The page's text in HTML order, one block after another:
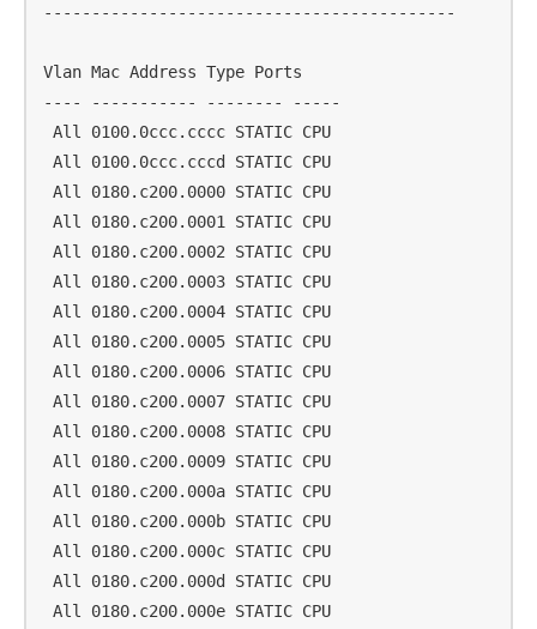
-------------------------------------------
Vlan Mac Address Type Ports
---- ----------- -------- -----
All 0100.0ccc.cccc STATIC CPU
All 0100.0ccc.cccd STATIC CPU
All 0180.c200.0000 STATIC CPU
All 0180.c200.0001 STATIC CPU
All 0180.c200.0002 STATIC CPU
All 0180.c200.0003 STATIC CPU
All 0180.c200.0004 STATIC CPU
All 0180.c200.0005 STATIC CPU
All 0180.c200.0006 STATIC CPU
All 0180.c200.0007 STATIC CPU
All 0180.c200.0008 STATIC CPU
All 0180.c200.0009 STATIC CPU
All 0180.c200.000a STATIC CPU
All 0180.c200.000b STATIC CPU
All 0180.c200.000c STATIC CPU
All 0180.c200.000d STATIC CPU
All 0180.c200.000e STATIC CPU